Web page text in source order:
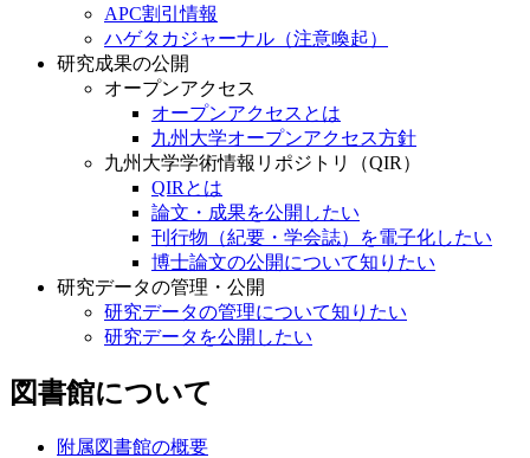
APC割引情報
ハゲタカジャーナル（注意喚起）
研究成果の公開
オープンアクセス
オープンアクセスとは
九州大学オープンアクセス方針
九州大学学術情報リポジトリ（QIR）
QIRとは
論文・成果を公開したい
刊行物（紀要・学会誌）を電子化したい
博士論文の公開について知りたい
研究データの管理・公開
研究データの管理について知りたい
研究データを公開したい
図書館について
附属図書館の概要